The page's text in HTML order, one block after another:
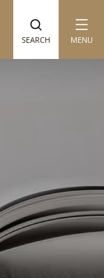
SEARCH MENU